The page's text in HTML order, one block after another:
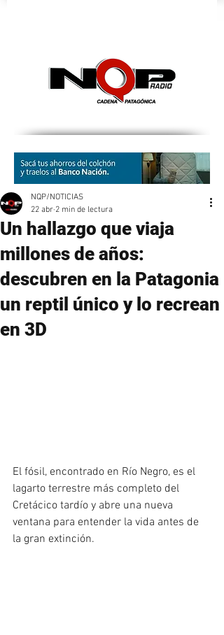
Un hallazgo que viaja
millones de años:
descubren en la Patagonia
un reptil único y lo recrean
en 3D
NQP/NOTICIAS
22 abr 2 min de lectura
El fósil, encontrado en Río Negro, es el
lagarto terrestre más completo del
Cretácico tardío y abre una nueva
ventana para entender la vida antes de
la gran extinción.